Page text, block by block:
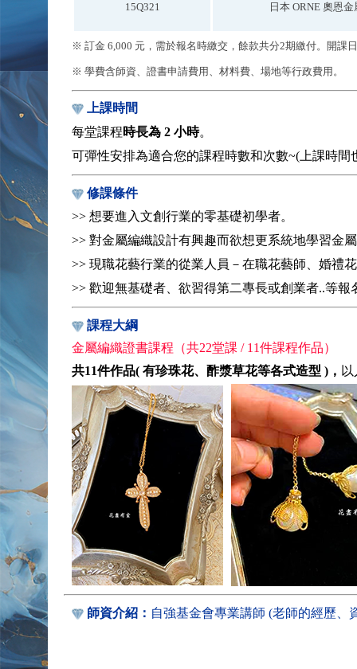
15Q321 日本 ORNE 奧恩
※ 訂金 6,000 元，需於報名時繳交，餘款共分2期繳付。開課
※ 學費含師資、證書申請費用、材料費、場地等行政費用。
上課時間
每堂課程時長為 2 小時。
可彈性安排為適合您的課程時數和次數~(上課時
修課條件
>> 想要進入文創行業的零基礎初學者。
>> 對金屬編織設計有興趣而欲想更系統地學習金
>> 現職花藝行業的從業人員－在職花藝師、婚禮
>> 歡迎無基礎者、欲習得第二專長或創業者..等報
課程大綱
金屬編織證書課程（共22堂課 / 11件課程作品）
共11件作品( 有珍珠花、酢漿草花等各式造型 )，
師資介紹： 自強基金會專業講師 (老師的經歷、